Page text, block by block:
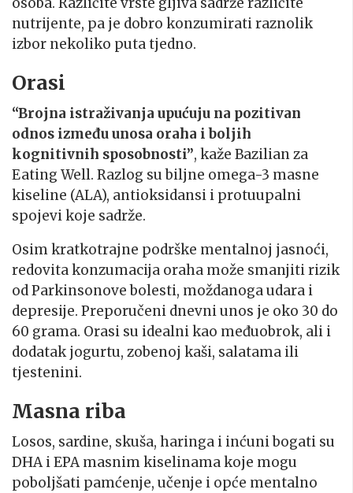
nutrijente, pa je dobro konzumirati raznolik
izbor nekoliko puta tjedno.
Orasi
“Brojna istraživanja upućuju na pozitivan
odnos između unosa oraha i boljih
kognitivnih sposobnosti”, kaže Bazilian za
Eating Well. Razlog su biljne omega-3 masne
kiseline (ALA), antioksidansi i protuupalni
spojevi koje sadrže.
Osim kratkotrajne podrške mentalnoj jasnoći,
redovita konzumacija oraha može smanjiti rizik
od Parkinsonove bolesti, moždanoga udara i
depresije. Preporučeni dnevni unos je oko 30 do
60 grama. Orasi su idealni kao međuobrok, ali i
dodatak jogurtu, zobenoj kaši, salatama ili
tjestenini.
Masna riba
Losos, sardine, skuša, haringa i inćuni bogati su
DHA i EPA masnim kiselinama koje mogu
poboljšati pamćenje, učenje i opće mentalno